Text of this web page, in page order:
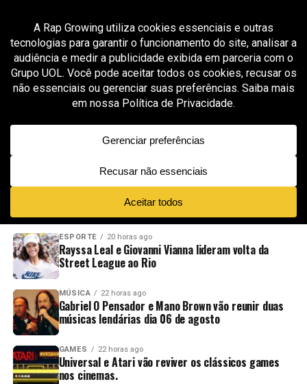
All posts tagged "Gui Khury"
ESPORTE 1 mês ago
XC São Paulo estreia na MoonPay X Games
League em Sacramento sob liderança de Bob
Burnquist
NOVIDADES EM ALTA VÍDEOS
ESPORTE 20 horas ago
Rayssa Leal e Giovanni Vianna lideram volta da
Street League ao Rio
MÚSICA 22 horas ago
Gabriel O Pensador e Mano Brown vão reunir duas
músicas lendárias dia 06 de agosto
GAMES 22 horas ago
Universal e Atari vão reviver os clássicos games
nos cinemas.